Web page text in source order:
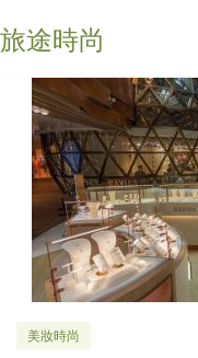
旅途時尚
美妝時尚